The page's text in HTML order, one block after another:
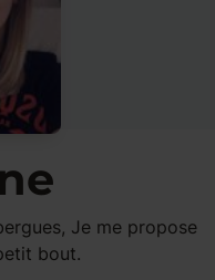
Je me propose
bout.